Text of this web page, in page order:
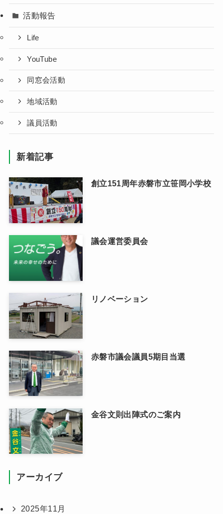
活動報告
Life
YouTube
同窓会活動
地域活動
議員活動
新着記事
創立151周年赤磐市立笹岡小学校
議会運営委員会
リノベーション
赤磐市議会議員5期目当選
金谷文則出陣式のご案内
アーカイブ
2025年11月